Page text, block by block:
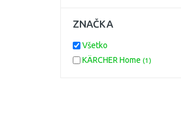
ZNAČKA
Všetko
KÄRCHER Home (1)